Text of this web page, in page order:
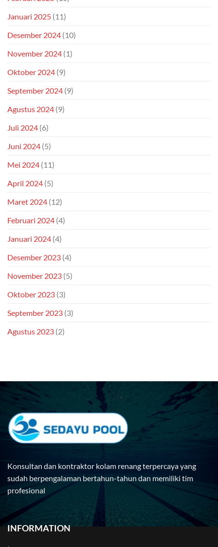
Januari 2025 (11)
Desember 2024 (10)
November 2024 (1)
Oktober 2024 (9)
September 2024 (9)
Agustus 2024 (9)
Juli 2024 (6)
Juni 2024 (5)
Mei 2024 (11)
April 2024 (5)
Maret 2024 (12)
Februari 2024 (4)
Januari 2024 (4)
Desember 2023 (4)
November 2023 (5)
Oktober 2023 (3)
September 2023 (3)
Agustus 2023 (2)
Konsultan dan kontraktor kolam renang terpercaya yang
sudah berpengalaman bertahun-tahun dan memiliki tim
profesional
INFORMATION